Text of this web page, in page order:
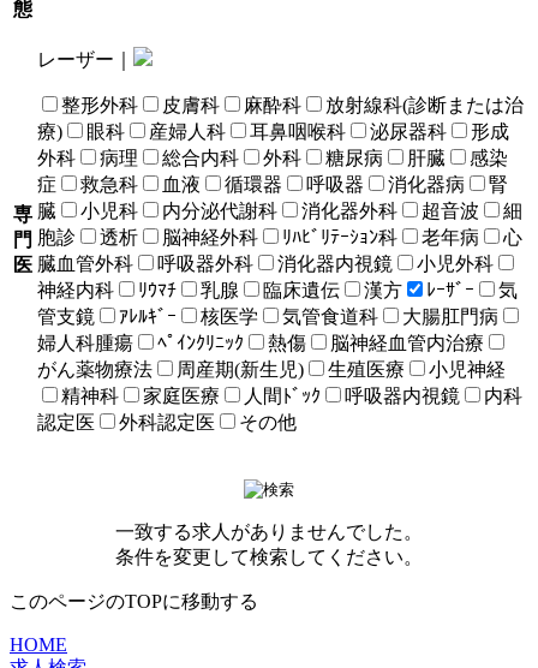
態
専
門
医
レーザー｜
整形外科 皮膚科 麻酔科
放射線科(診断または治
療)
眼科 産婦人科 耳鼻咽喉科 泌尿器科
形成
外科
病理 総合内科 外科 糖尿病 肝臓
感染
症
救急科 血液 循環器 呼吸器 消化器病
腎
臓
小児科 内分泌代謝科 消化器外科 超音波
細
胞診
透析 脳神経外科 ﾘﾊﾋﾞﾘﾃｰｼｮﾝ科 老年病
心
臓血管外科
呼吸器外科 消化器内視鏡
小児外科
神経内科
ﾘｳﾏﾁ 乳腺 臨床遺伝 漢方 ﾚｰｻﾞｰ
気
管支鏡
ｱﾚﾙｷﾞｰ 核医学 気管食道科
大腸肛門病
婦人科腫瘍
ﾍﾟｲﾝｸﾘﾆｯｸ 熱傷
脳神経血管内治療
がん薬物療法
周産期(新生児) 生殖医療
小児神経
精神科
家庭医療 人間ﾄﾞｯｸ 呼吸器内視鏡
内科
認定医
外科認定医 その他
一致する求人がありませんでした。
条件を変更して検索してください。
このページのTOPに移動する
HOME